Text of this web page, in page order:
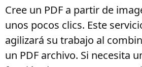
Cree un PDF a partir de
unos pocos clics. Este
agilizará su trabajo al
un PDF archivo. Si necesita